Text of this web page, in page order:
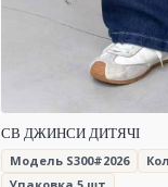
СВ ДЖИНСИ ДИТЯЧІ
Модель S300#2026